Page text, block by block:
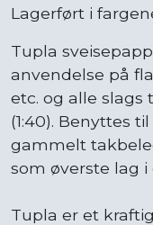
Lagerført i
Tupla
anvendelse på
etc. og alle slags
(1:40). Benyttes
gammelt
som øverste lag
Tupla er et